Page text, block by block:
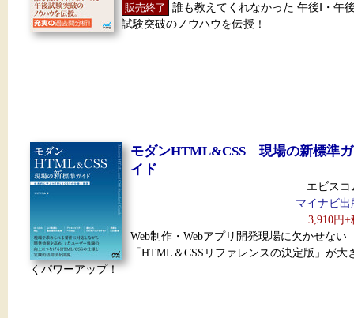
販売終了
誰も教えてくれなかった 午後Ⅰ・午
試験突破のノウハウを伝授！
モダンHTML&CSS 現場の新標準ガ
イド
エビスコ
マイナビ出
3,910円+
Web制作・Webアプリ開発現場に欠かせない
「HTML＆CSSリファレンスの決定版」が大
くパワーアップ！